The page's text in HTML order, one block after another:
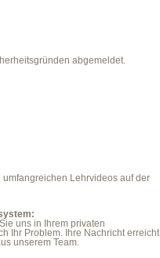
abgemeldet.
Lehrvideos auf der
uns in Ihrem privaten
Ihr Problem. Ihre Nachricht erreicht
unserem Team.